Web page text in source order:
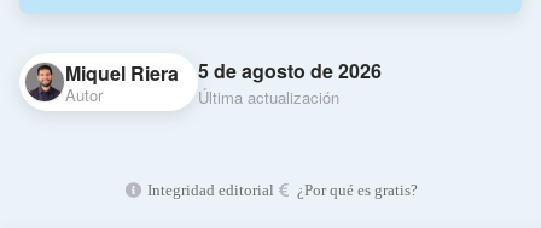
Miquel Riera
Autor
5 de agosto de 2026
Última actualización
Integridad editorial ¿Por qué es gratis?